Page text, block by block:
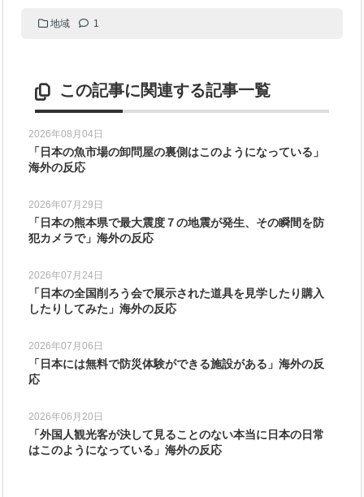
地域 1
この記事に関連する記事一覧
2026年08月04日
「日本の魚市場の卸問屋の裏側はこのようになっている」
海外の反応
2026年07月29日
「日本の熊本県で最大震度７の地震が発生、その瞬間を防
犯カメラで」海外の反応
2026年07月24日
「日本の全国削ろう会で展示された道具を見学したり購入
したりしてみた」海外の反応
2026年07月06日
「日本には無料で防災体験ができる施設がある」海外の反
応
2026年06月20日
「外国人観光客が決して見ることのない本当に日本の日常
はこのようになっている」海外の反応